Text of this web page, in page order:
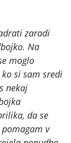
zaradi
Na
moglo
si sam sredi
nekaj
da se
v